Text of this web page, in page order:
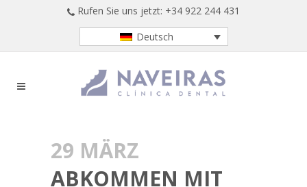
Rufen Sie uns jetzt: +34 922 244 431
Deutsch
29 MÄRZ
ABKOMMEN MIT